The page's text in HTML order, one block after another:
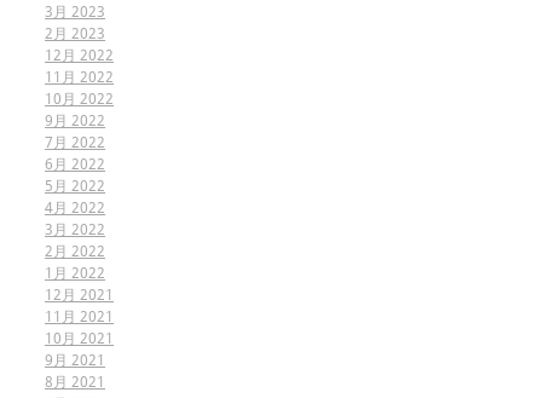
3月 2023
2月 2023
12月 2022
11月 2022
10月 2022
9月 2022
7月 2022
6月 2022
5月 2022
4月 2022
3月 2022
2月 2022
1月 2022
12月 2021
11月 2021
10月 2021
9月 2021
8月 2021